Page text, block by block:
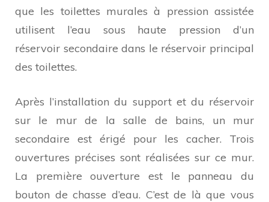
que les toilettes murales à pression assistée
utilisent l’eau sous haute pression d’un
réservoir secondaire dans le réservoir principal
des toilettes.
Après l’installation du support et du réservoir
sur le mur de la salle de bains, un mur
secondaire est érigé pour les cacher. Trois
ouvertures précises sont réalisées sur ce mur.
La première ouverture est le panneau du
bouton de chasse d’eau. C’est de là que vous